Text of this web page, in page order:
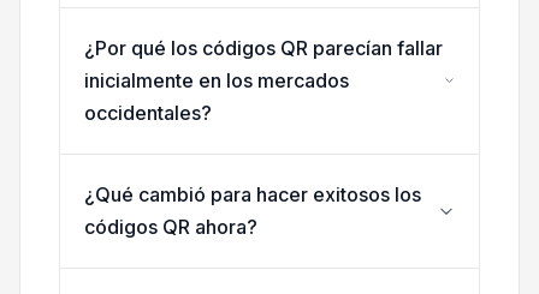
¿Por qué los códigos QR parecían fallar
inicialmente en los mercados
occidentales?
¿Qué cambió para hacer exitosos los
códigos QR ahora?